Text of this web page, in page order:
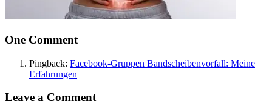
One Comment
Pingback: Facebook-Gruppen Bandscheibenvorfall: Meine
Erfahrungen
Leave a Comment